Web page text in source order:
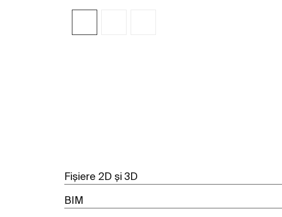
Fișiere 2D și 3D
BIM